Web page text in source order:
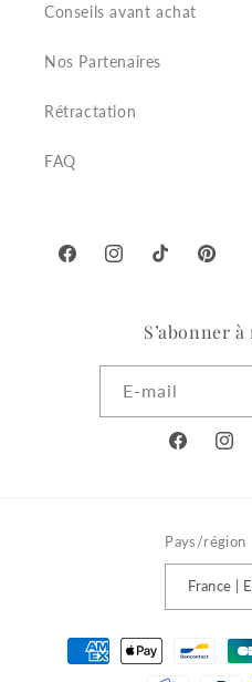
Conseils avant achat
Nos Partenaires
Rétractation
FAQ
FacebookInstagramTikTok Pinterest
S’abonner
E-mail
Facebook
Pays/région
Moyens